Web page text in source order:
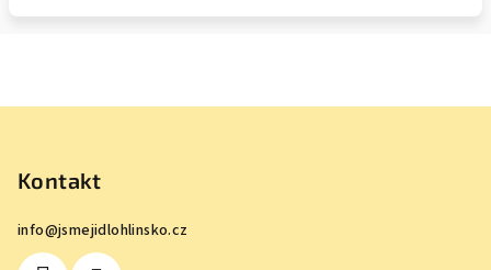
Kontakt
info@jsmejidlohlinsko.cz